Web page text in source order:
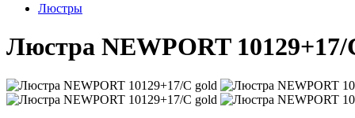
Люстры
Люстра NEWPORT 10129+17/